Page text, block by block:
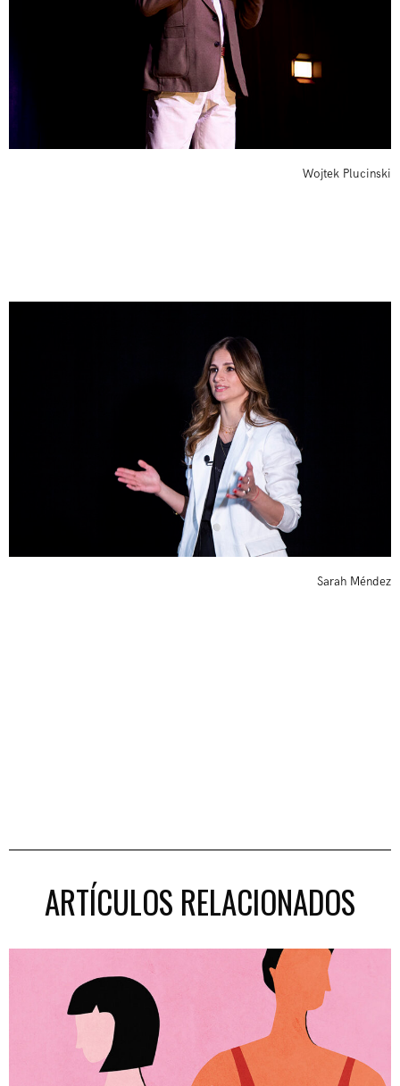
Wojtek Plucinski
Sarah Méndez
ARTÍCULOS RELACIONADOS